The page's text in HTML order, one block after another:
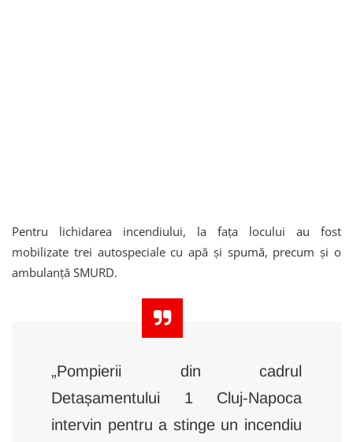
Pentru lichidarea incendiului, la fața locului au fost
mobilizate trei autospeciale cu apă și spumă, precum și o
ambulanță SMURD.
„Pompierii din cadrul
Detașamentului 1 Cluj-Napoca
intervin pentru a stinge un incendiu